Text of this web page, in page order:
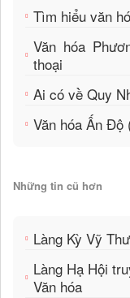
Tìm hiểu văn
Văn hóa
thoại
Ai có về Quy
Văn hóa Ấn
Những tin cũ hơn
Làng Kỳ Vỹ
Làng Hạ Hội
Văn hóa